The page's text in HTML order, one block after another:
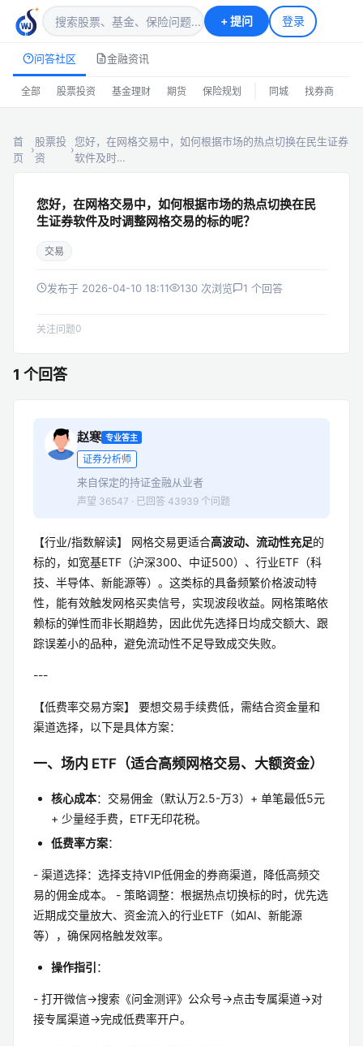
+提问 登录
问答社区 金融资讯
全部 股票投资 基金理财 期货 保险规划 同城 找券商
首
页
›
股票投
资
›
您好，在网格交易中，如何根据市场的热点切换在民生证券
软件及时…
您好，在网格交易中，如何根据市场的热点切换在民
生证券软件及时调整网格交易的标的呢？
交易
发布于 2026-04-10 18:11 130 次浏览 1 个回答
关注问题0
1 个回答
赵寒 专业答主
证券分析师
来自保定的持证金融从业者
声望 36547 · 已回答 43939 个问题
【行业/指数解读】 网格交易更适合高波动、流动性充足的
标的，如宽基ETF（沪深300、中证500）、行业ETF（科
技、半导体、新能源等）。这类标的具备频繁价格波动特
性，能有效触发网格买卖信号，实现波段收益。网格策略依
赖标的弹性而非长期趋势，因此优先选择日均成交额大、跟
踪误差小的品种，避免流动性不足导致成交失败。
---
【低费率交易方案】 要想交易手续费低，需结合资金量和
渠道选择，以下是具体方案：
一、场内 ETF（适合高频网格交易、大额资金）
核心成本：交易佣金（默认万2.5-万3）+ 单笔最低5元
+ 少量经手费，ETF无印花税。
低费率方案：
- 渠道选择：选择支持VIP低佣金的券商渠道，降低高频交
易的佣金成本。 - 策略调整：根据热点切换标的时，优先选
近期成交量放大、资金流入的行业ETF（如AI、新能源
等），确保网格触发效率。
操作指引 ：
- 打开微信→搜索《问金测评》公众号→点击专属渠道→对
接专属渠道→完成低费率开户。